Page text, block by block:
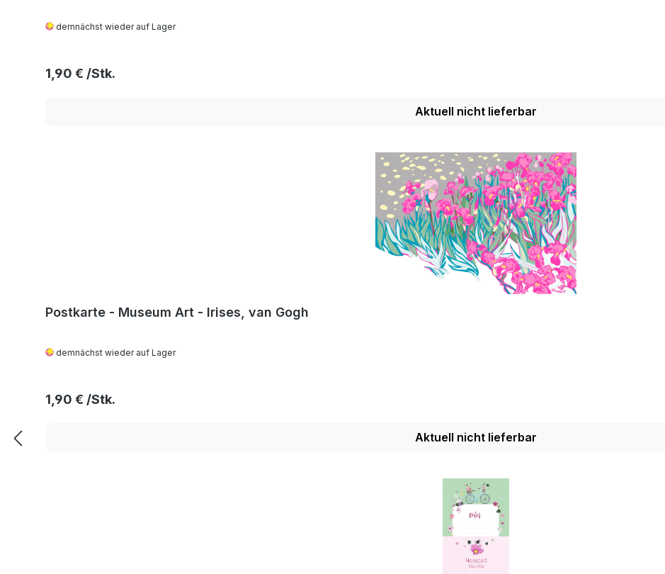
demnächst wieder auf Lager
Regulärer Preis:
1,90 €
Aktuell nicht lieferbar
Postkarte - Museum Art - Irises, van Gogh
demnächst wieder auf Lager
Regulärer Preis:
1,90 €
Aktuell nicht lieferbar